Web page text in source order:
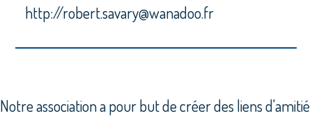
http://robert.savary@wanadoo.fr
Notre association a pour but de créer des liens d'amitié